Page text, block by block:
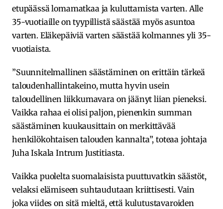
etupäässä lomamatkaa ja kuluttamista varten. Alle
35-vuotiaille on tyypillistä säästää myös asuntoa
varten. Eläkepäiviä varten säästää kolmannes yli 35-
vuotiaista.
”Suunnitelmallinen säästäminen on erittäin tärkeä
taloudenhallintakeino, mutta hyvin usein
taloudellinen liikkumavara on jäänyt liian pieneksi.
Vaikka rahaa ei olisi paljon, pienenkin summan
säästäminen kuukausittain on merkittävää
henkilökohtaisen talouden kannalta”, toteaa johtaja
Juha Iskala Intrum Justitiasta.
Vaikka puolelta suomalaisista puuttuvatkin säästöt,
velaksi elämiseen suhtaudutaan kriittisesti. Vain
joka viides on sitä mieltä, että kulutustavaroiden